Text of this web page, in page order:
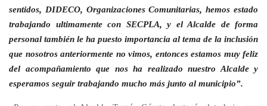
sentidos, DIDECO, Organizaciones Comunitarias, hemos estado
trabajando ultimamente con SECPLA, y el Alcalde de forma
personal también le ha puesto importancia al tema de la inclusión
que nosotros anteriormente no vimos, entonces estamos muy feliz
del acompañamiento que nos ha realizado nuestro Alcalde y
esperamos seguir trabajando mucho más junto al municipio”.